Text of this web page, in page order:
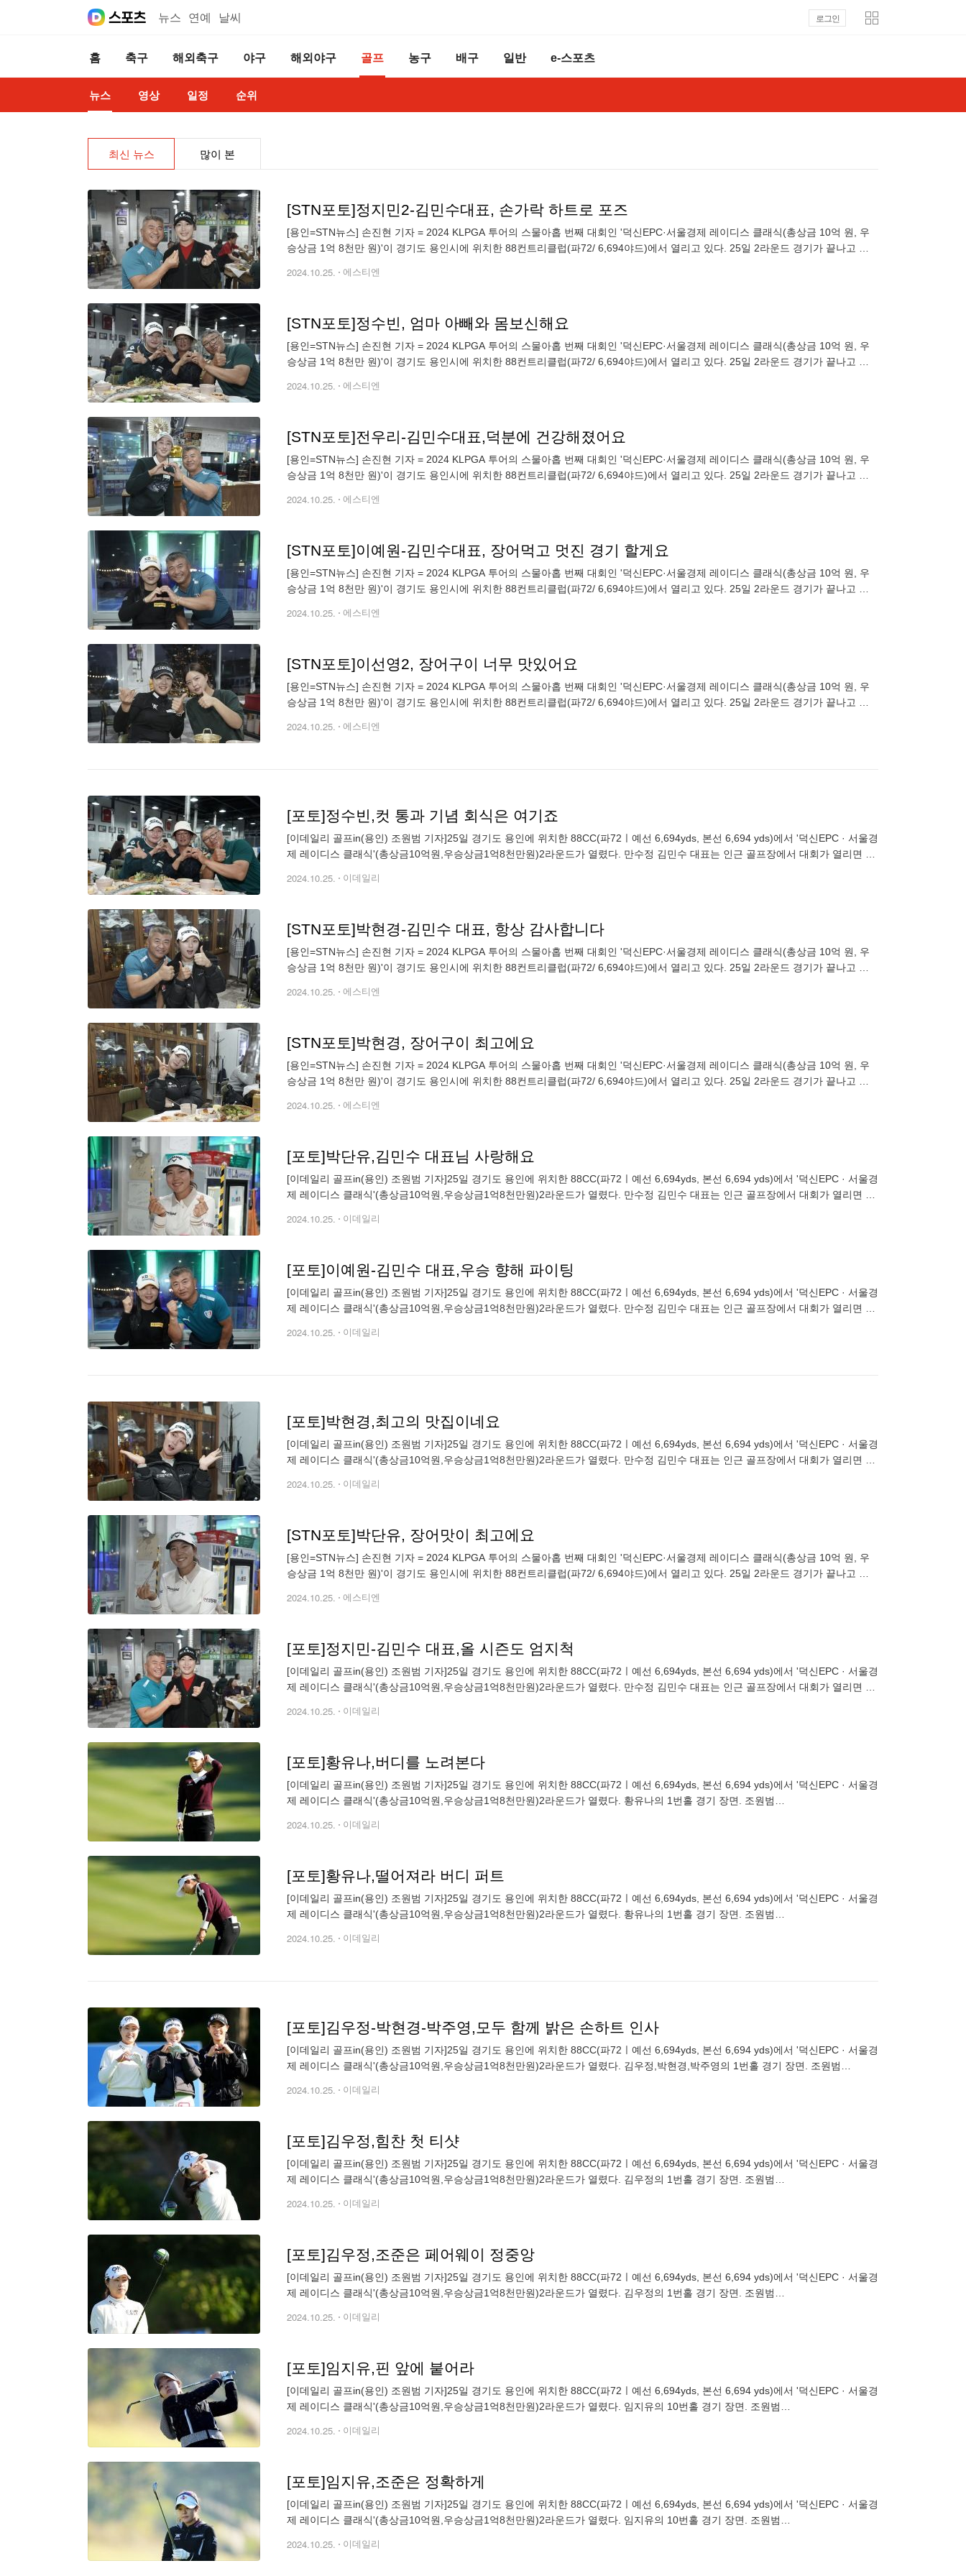
뉴스 연예 날씨 로그인
홈 축구 해외축구 야구 해외야구 골프 농구 배구 일반 e-스포츠
뉴스 영상 일정 순위
최신 뉴스 많이 본
[STN포토]정지민2-김민수대표, 손가락 하트로 포즈
[용인=STN뉴스] 손진현 기자 = 2024 KLPGA 투어의 스물아홉 번째 대회인 '덕신EPC·서울경제 레이디스 클래식(총상금 10억 원, 우
승상금 1억 8천만 원)'이 경기도 용인시에 위치한 88컨트리클럽(파72/ 6,694야드)에서 열리고 있다. 25일 2라운드 경기가 끝나고 경
2024.10.25. 에스티엔
[STN포토]정수빈, 엄마 아빼와 몸보신해요
[용인=STN뉴스] 손진현 기자 = 2024 KLPGA 투어의 스물아홉 번째 대회인 '덕신EPC·서울경제 레이디스 클래식(총상금 10억 원, 우
승상금 1억 8천만 원)'이 경기도 용인시에 위치한 88컨트리클럽(파72/ 6,694야드)에서 열리고 있다. 25일 2라운드 경기가 끝나고 경
2024.10.25. 에스티엔
[STN포토]전우리-김민수대표,덕분에 건강해졌어요
[용인=STN뉴스] 손진현 기자 = 2024 KLPGA 투어의 스물아홉 번째 대회인 '덕신EPC·서울경제 레이디스 클래식(총상금 10억 원, 우
승상금 1억 8천만 원)'이 경기도 용인시에 위치한 88컨트리클럽(파72/ 6,694야드)에서 열리고 있다. 25일 2라운드 경기가 끝나고 경
2024.10.25. 에스티엔
[STN포토]이예원-김민수대표, 장어먹고 멋진 경기 할게요
[용인=STN뉴스] 손진현 기자 = 2024 KLPGA 투어의 스물아홉 번째 대회인 '덕신EPC·서울경제 레이디스 클래식(총상금 10억 원, 우
승상금 1억 8천만 원)'이 경기도 용인시에 위치한 88컨트리클럽(파72/ 6,694야드)에서 열리고 있다. 25일 2라운드 경기가 끝나고 경
2024.10.25. 에스티엔
[STN포토]이선영2, 장어구이 너무 맛있어요
[용인=STN뉴스] 손진현 기자 = 2024 KLPGA 투어의 스물아홉 번째 대회인 '덕신EPC·서울경제 레이디스 클래식(총상금 10억 원, 우
승상금 1억 8천만 원)'이 경기도 용인시에 위치한 88컨트리클럽(파72/ 6,694야드)에서 열리고 있다. 25일 2라운드 경기가 끝나고 경
2024.10.25. 에스티엔
[포토]정수빈,컷 통과 기념 회식은 여기죠
[이데일리 골프in(용인) 조원범 기자]25일 경기도 용인에 위치한 88CC(파72ㅣ예선 6,694yds, 본선 6,694 yds)에서 '덕신EPC · 서울경
제 레이디스 클래식'(총상금10억원,우승상금1억8천만원)2라운드가 열렸다. 만수정 김민수 대표는 인근 골프장에서 대회가 열리면 참
2024.10.25. 이데일리
[STN포토]박현경-김민수 대표, 항상 감사합니다
[용인=STN뉴스] 손진현 기자 = 2024 KLPGA 투어의 스물아홉 번째 대회인 '덕신EPC·서울경제 레이디스 클래식(총상금 10억 원, 우
승상금 1억 8천만 원)'이 경기도 용인시에 위치한 88컨트리클럽(파72/ 6,694야드)에서 열리고 있다. 25일 2라운드 경기가 끝나고 경
2024.10.25. 에스티엔
[STN포토]박현경, 장어구이 최고에요
[용인=STN뉴스] 손진현 기자 = 2024 KLPGA 투어의 스물아홉 번째 대회인 '덕신EPC·서울경제 레이디스 클래식(총상금 10억 원, 우
승상금 1억 8천만 원)'이 경기도 용인시에 위치한 88컨트리클럽(파72/ 6,694야드)에서 열리고 있다. 25일 2라운드 경기가 끝나고 경
2024.10.25. 에스티엔
[포토]박단유,김민수 대표님 사랑해요
[이데일리 골프in(용인) 조원범 기자]25일 경기도 용인에 위치한 88CC(파72ㅣ예선 6,694yds, 본선 6,694 yds)에서 '덕신EPC · 서울경
제 레이디스 클래식'(총상금10억원,우승상금1억8천만원)2라운드가 열렸다. 만수정 김민수 대표는 인근 골프장에서 대회가 열리면 참
2024.10.25. 이데일리
[포토]이예원-김민수 대표,우승 향해 파이팅
[이데일리 골프in(용인) 조원범 기자]25일 경기도 용인에 위치한 88CC(파72ㅣ예선 6,694yds, 본선 6,694 yds)에서 '덕신EPC · 서울경
제 레이디스 클래식'(총상금10억원,우승상금1억8천만원)2라운드가 열렸다. 만수정 김민수 대표는 인근 골프장에서 대회가 열리면 참
2024.10.25. 이데일리
[포토]박현경,최고의 맛집이네요
[이데일리 골프in(용인) 조원범 기자]25일 경기도 용인에 위치한 88CC(파72ㅣ예선 6,694yds, 본선 6,694 yds)에서 '덕신EPC · 서울경
제 레이디스 클래식'(총상금10억원,우승상금1억8천만원)2라운드가 열렸다. 만수정 김민수 대표는 인근 골프장에서 대회가 열리면 참
2024.10.25. 이데일리
[STN포토]박단유, 장어맛이 최고에요
[용인=STN뉴스] 손진현 기자 = 2024 KLPGA 투어의 스물아홉 번째 대회인 '덕신EPC·서울경제 레이디스 클래식(총상금 10억 원, 우
승상금 1억 8천만 원)'이 경기도 용인시에 위치한 88컨트리클럽(파72/ 6,694야드)에서 열리고 있다. 25일 2라운드 경기가 끝나고 경
2024.10.25. 에스티엔
[포토]정지민-김민수 대표,올 시즌도 엄지척
[이데일리 골프in(용인) 조원범 기자]25일 경기도 용인에 위치한 88CC(파72ㅣ예선 6,694yds, 본선 6,694 yds)에서 '덕신EPC · 서울경
제 레이디스 클래식'(총상금10억원,우승상금1억8천만원)2라운드가 열렸다. 만수정 김민수 대표는 인근 골프장에서 대회가 열리면 참
2024.10.25. 이데일리
[포토]황유나,버디를 노려본다
[이데일리 골프in(용인) 조원범 기자]25일 경기도 용인에 위치한 88CC(파72ㅣ예선 6,694yds, 본선 6,694 yds)에서 '덕신EPC · 서울경
제 레이디스 클래식'(총상금10억원,우승상금1억8천만원)2라운드가 열렸다. 황유나의 1번홀 경기 장면. 조원범
2024.10.25. 이데일리
[포토]황유나,떨어져라 버디 퍼트
[이데일리 골프in(용인) 조원범 기자]25일 경기도 용인에 위치한 88CC(파72ㅣ예선 6,694yds, 본선 6,694 yds)에서 '덕신EPC · 서울경
제 레이디스 클래식'(총상금10억원,우승상금1억8천만원)2라운드가 열렸다. 황유나의 1번홀 경기 장면. 조원범
2024.10.25. 이데일리
[포토]김우정-박현경-박주영,모두 함께 밝은 손하트 인사
[이데일리 골프in(용인) 조원범 기자]25일 경기도 용인에 위치한 88CC(파72ㅣ예선 6,694yds, 본선 6,694 yds)에서 '덕신EPC · 서울경
제 레이디스 클래식'(총상금10억원,우승상금1억8천만원)2라운드가 열렸다. 김우정,박현경,박주영의 1번홀 경기 장면. 조원범
2024.10.25. 이데일리
[포토]김우정,힘찬 첫 티샷
[이데일리 골프in(용인) 조원범 기자]25일 경기도 용인에 위치한 88CC(파72ㅣ예선 6,694yds, 본선 6,694 yds)에서 '덕신EPC · 서울경
제 레이디스 클래식'(총상금10억원,우승상금1억8천만원)2라운드가 열렸다. 김우정의 1번홀 경기 장면. 조원범
2024.10.25. 이데일리
[포토]김우정,조준은 페어웨이 정중앙
[이데일리 골프in(용인) 조원범 기자]25일 경기도 용인에 위치한 88CC(파72ㅣ예선 6,694yds, 본선 6,694 yds)에서 '덕신EPC · 서울경
제 레이디스 클래식'(총상금10억원,우승상금1억8천만원)2라운드가 열렸다. 김우정의 1번홀 경기 장면. 조원범
2024.10.25. 이데일리
[포토]임지유,핀 앞에 붙어라
[이데일리 골프in(용인) 조원범 기자]25일 경기도 용인에 위치한 88CC(파72ㅣ예선 6,694yds, 본선 6,694 yds)에서 '덕신EPC · 서울경
제 레이디스 클래식'(총상금10억원,우승상금1억8천만원)2라운드가 열렸다. 임지유의 10번홀 경기 장면. 조원범
2024.10.25. 이데일리
[포토]임지유,조준은 정확하게
[이데일리 골프in(용인) 조원범 기자]25일 경기도 용인에 위치한 88CC(파72ㅣ예선 6,694yds, 본선 6,694 yds)에서 '덕신EPC · 서울경
제 레이디스 클래식'(총상금10억원,우승상금1억8천만원)2라운드가 열렸다. 임지유의 10번홀 경기 장면. 조원범
2024.10.25. 이데일리